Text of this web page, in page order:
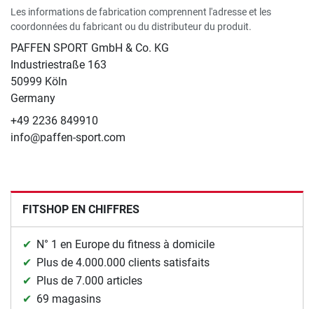
Les informations de fabrication comprennent l'adresse et les
coordonnées du fabricant ou du distributeur du produit.
PAFFEN SPORT GmbH & Co. KG
Industriestraße 163
50999 Köln
Germany
+49 2236 849910
info@paffen-sport.com
FITSHOP EN CHIFFRES
N° 1 en Europe du fitness à domicile
Plus de 4.000.000 clients satisfaits
Plus de 7.000 articles
69 magasins